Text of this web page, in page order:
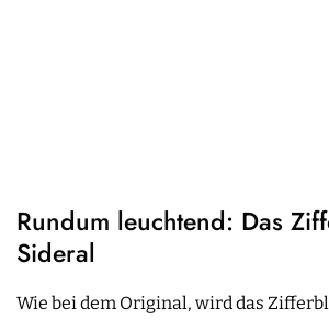
Rundum leuchtend: Das
Sideral
Wie bei dem Original, wird das